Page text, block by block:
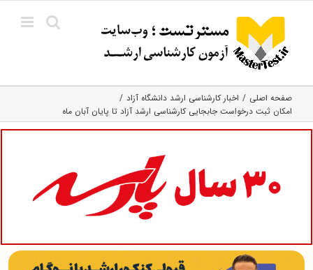
content
صفحه اصلی
اخبار کارشناسی ارشد دانشگاه آزاد
امکان ثبت درخواست جابجایی کارشناسی ارشد آزاد تا پایان آبان ماه